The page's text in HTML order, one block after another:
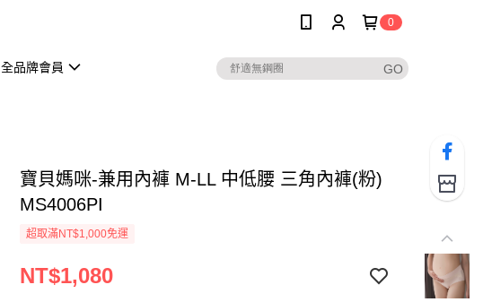
0
全品牌會員
寶貝媽咪-兼用內褲 M-LL 中低腰 三角內褲(粉)
MS4006PI
超取滿NT$1,000免運
NT$1,080